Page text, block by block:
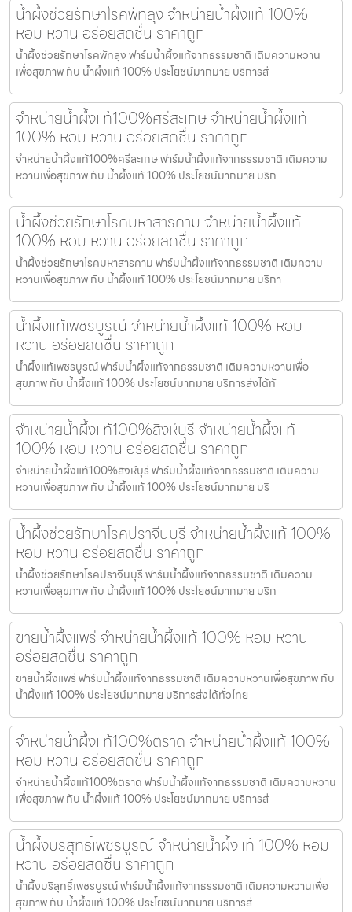
น้ำผึ้งช่วยรักษาโรคพัทลุง จำหน่ายน้ำผึ้งแท้ 100%
หอม หวาน อร่อยสดชื่น ราคาถูก
น้ำผึ้งช่วยรักษาโรคพัทลุง ฟาร์มน้ำผึ้งแท้จากธรรมชาติ เติมความหวาน
เพื่อสุขภาพ กับ น้ำผึ้งแท้ 100% ประโยชน์มากมาย บริการส่
จำหน่ายน้ำผึ้งแท้100%ศรีสะเกษ จำหน่ายน้ำผึ้งแท้
100% หอม หวาน อร่อยสดชื่น ราคาถูก
จำหน่ายน้ำผึ้งแท้100%ศรีสะเกษ ฟาร์มน้ำผึ้งแท้จากธรรมชาติ เติมความ
หวานเพื่อสุขภาพ กับ น้ำผึ้งแท้ 100% ประโยชน์มากมาย บริก
น้ำผึ้งช่วยรักษาโรคมหาสารคาม จำหน่ายน้ำผึ้งแท้
100% หอม หวาน อร่อยสดชื่น ราคาถูก
น้ำผึ้งช่วยรักษาโรคมหาสารคาม ฟาร์มน้ำผึ้งแท้จากธรรมชาติ เติมความ
หวานเพื่อสุขภาพ กับ น้ำผึ้งแท้ 100% ประโยชน์มากมาย บริกา
น้ำผึ้งแท้เพชรบูรณ์ จำหน่ายน้ำผึ้งแท้ 100% หอม
หวาน อร่อยสดชื่น ราคาถูก
น้ำผึ้งแท้เพชรบูรณ์ ฟาร์มน้ำผึ้งแท้จากธรรมชาติ เติมความหวานเพื่อ
สุขภาพ กับ น้ำผึ้งแท้ 100% ประโยชน์มากมาย บริการส่งได้ทั
จำหน่ายน้ำผึ้งแท้100%สิงห์บุรี จำหน่ายน้ำผึ้งแท้
100% หอม หวาน อร่อยสดชื่น ราคาถูก
จำหน่ายน้ำผึ้งแท้100%สิงห์บุรี ฟาร์มน้ำผึ้งแท้จากธรรมชาติ เติมความ
หวานเพื่อสุขภาพ กับ น้ำผึ้งแท้ 100% ประโยชน์มากมาย บริ
น้ำผึ้งช่วยรักษาโรคปราจีนบุรี จำหน่ายน้ำผึ้งแท้ 100%
หอม หวาน อร่อยสดชื่น ราคาถูก
น้ำผึ้งช่วยรักษาโรคปราจีนบุรี ฟาร์มน้ำผึ้งแท้จากธรรมชาติ เติมความ
หวานเพื่อสุขภาพ กับ น้ำผึ้งแท้ 100% ประโยชน์มากมาย บริก
ขายน้ำผึ้งแพร่ จำหน่ายน้ำผึ้งแท้ 100% หอม หวาน
อร่อยสดชื่น ราคาถูก
ขายน้ำผึ้งแพร่ ฟาร์มน้ำผึ้งแท้จากธรรมชาติ เติมความหวานเพื่อสุขภาพ กับ
น้ำผึ้งแท้ 100% ประโยชน์มากมาย บริการส่งได้ทั่วไทย
จำหน่ายน้ำผึ้งแท้100%ตราด จำหน่ายน้ำผึ้งแท้ 100%
หอม หวาน อร่อยสดชื่น ราคาถูก
จำหน่ายน้ำผึ้งแท้100%ตราด ฟาร์มน้ำผึ้งแท้จากธรรมชาติ เติมความหวาน
เพื่อสุขภาพ กับ น้ำผึ้งแท้ 100% ประโยชน์มากมาย บริการส่
น้ำผึ้งบริสุทธิ์เพชรบูรณ์ จำหน่ายน้ำผึ้งแท้ 100% หอม
หวาน อร่อยสดชื่น ราคาถูก
น้ำผึ้งบริสุทธิ์เพชรบูรณ์ ฟาร์มน้ำผึ้งแท้จากธรรมชาติ เติมความหวานเพื่อ
สุขภาพ กับ น้ำผึ้งแท้ 100% ประโยชน์มากมาย บริการส่